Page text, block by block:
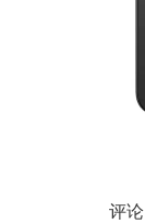
评论